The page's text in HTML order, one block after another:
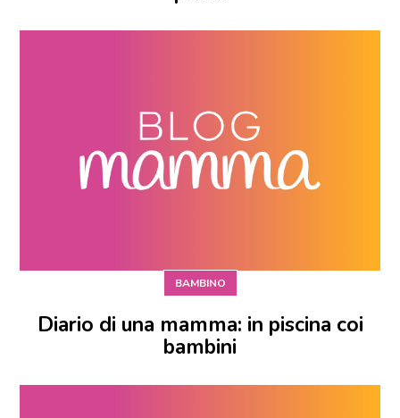
BAMBINO
Diario di una mamma: in piscina coi
bambini